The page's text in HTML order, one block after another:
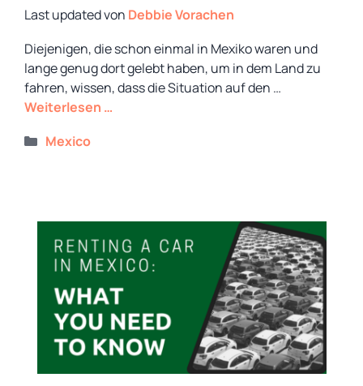
von Debbie Vorachen
Diejenigen, die schon einmal in Mexiko waren und
lange genug dort gelebt haben, um in dem Land zu
fahren, wissen, dass die Situation auf den …
Weiterlesen …
Kategorien
Mexico